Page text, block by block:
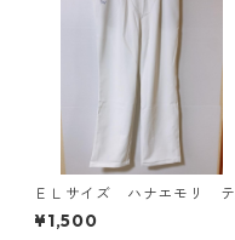
ＥＬサイズ ハナエモリ テ
ーパードパンツ ナース ホ
ワイト KAE-4159
¥1,500